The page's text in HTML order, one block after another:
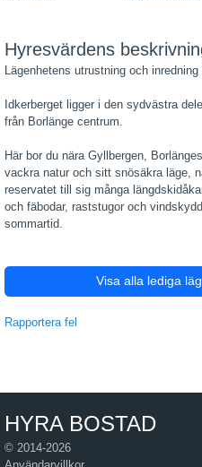
Hyresvärdens
Lägenhetens utrustning och
Idkerberget ligger i den sydvästra
från Borlänge centrum.
Här bor du nära Gyllbergen,
vackra natur och sitt snösäkra läge,
reservatet till sig många
och fäbodar, raststugor och
sommartid.
Visa alla lediga
Rapportera fel
HYRA BOSTAD
© 2014-2026
Användarvillkor